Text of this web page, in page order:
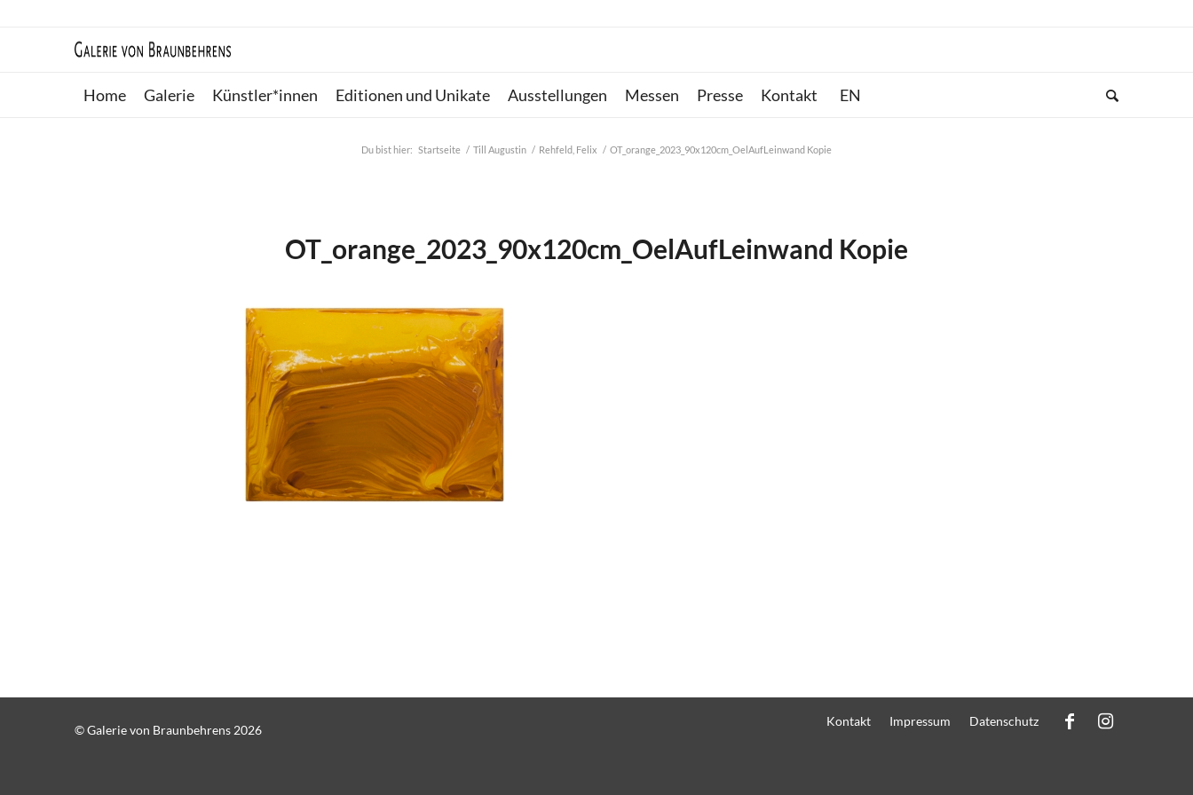
Home Galerie Künstler*innen Editionen und Unikate Ausstellungen Messen Presse Kontakt
Du bist hier: Startseite / Till Augustin / Rehfeld, Felix / OT_orange_2023_90x120cm_OelAufLeinwand Kopie
OT_orange_2023_90x120cm_OelAufLeinwand Kopie
© Galerie von Braunbehrens 2026
Kontakt Impressum Datenschutz